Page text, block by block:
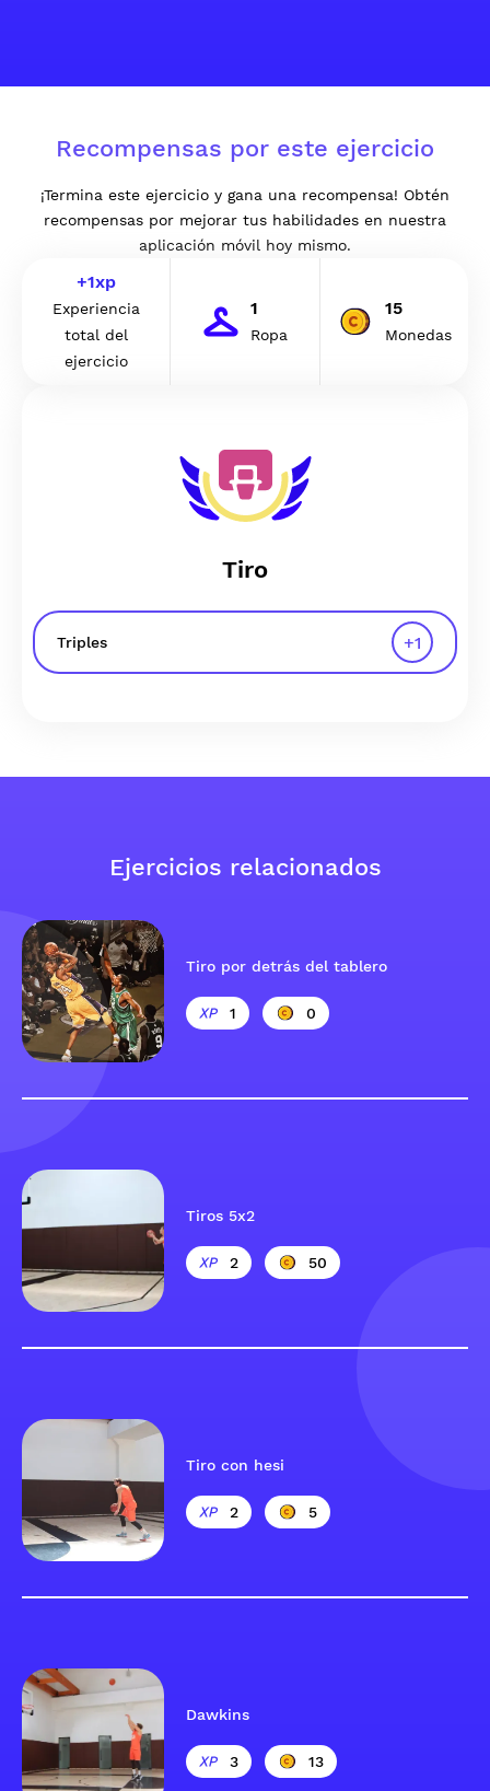
Recompensas por este ejercicio
¡Termina este ejercicio y gana una recompensa! Obtén
recompensas por mejorar tus habilidades en nuestra
aplicación móvil hoy mismo.
+1xp
Experiencia
total del
ejercicio
1
Ropa
15
Monedas
Tiro
Triples +1
Ejercicios relacionados
Tiro por detrás del tablero
1 0
Tiros 5x2
2 50
Tiro con hesi
2 5
Dawkins
3 13